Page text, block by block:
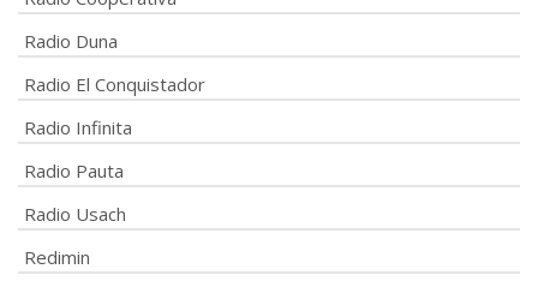
Radio Duna
Radio El Conquistador
Radio Infinita
Radio Pauta
Radio Usach
Redimin